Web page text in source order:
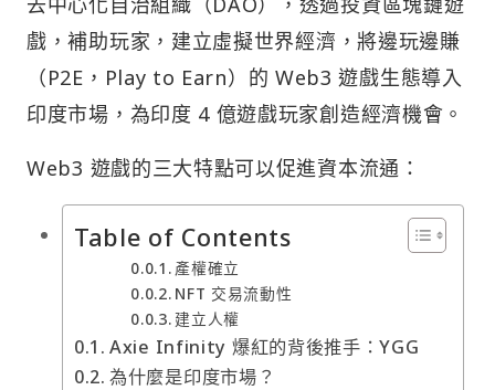
戲，補助玩家，建立虛擬世界經濟，將邊玩邊賺
（P2E，Play to Earn）的 Web3 遊戲生態導入
印度市場，為印度 4 億遊戲玩家創造經濟機會。
Web3 遊戲的三大特點可以促進資本流通：
Table of Contents
產權確立
NFT 交易流動性
建立人權
Axie Infinity 爆紅的背後推手：YGG
為什麼是印度市場？